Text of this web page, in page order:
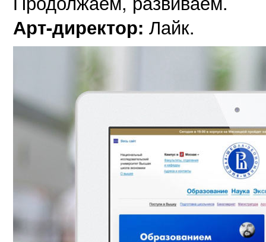
Арт-директор: Лайк.